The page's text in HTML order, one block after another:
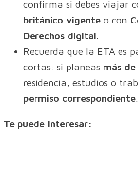
confirma si debes viajar
británico vigente o con
Derechos digital.
Recuerda que la ETA es
cortas: si planeas más de
residencia, estudios o
permiso correspondiente.
Te puede interesar: